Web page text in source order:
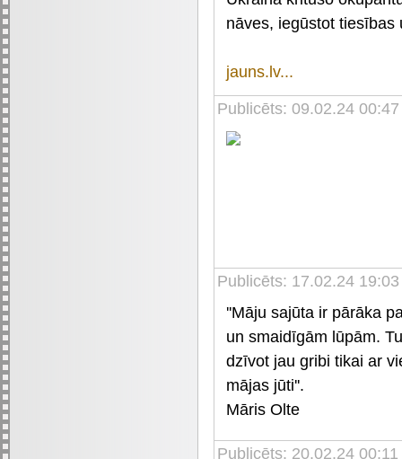
nāves, iegūstot tiesības
jauns.lv...
Publicēts: 09.02.24
Publicēts: 17.02.24 19:03
''Māju sajūta ir pārāka
un smaidīgām lūpām.
dzīvot jau gribi tikai ar
mājas jūti''.
Māris Olte
Publicēts: 20.02.24 00:11